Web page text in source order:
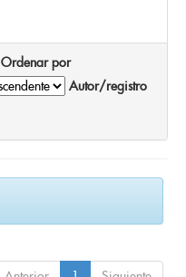
Ordenar por
Autor/registro